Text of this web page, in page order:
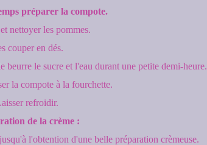
préparer la compote.
nettoyer les pommes.
couper en dés.
beurre le sucre et l'eau durant une petite demi-heure.
la compote à la fourchette.
refroidir.
de la crème :
l'obtention d'une belle préparation crèmeuse.